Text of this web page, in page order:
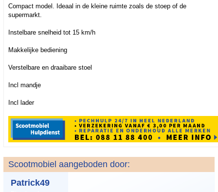
Compact model. Ideaal in de kleine ruimte zoals de stoep of de
supermarkt.
Instelbare snelheid tot 15 km/h
Makkelijke bediening
Verstelbare en draaibare stoel
Incl mandje
Incl lader
Scootmobiel aangeboden door:
Patrick49